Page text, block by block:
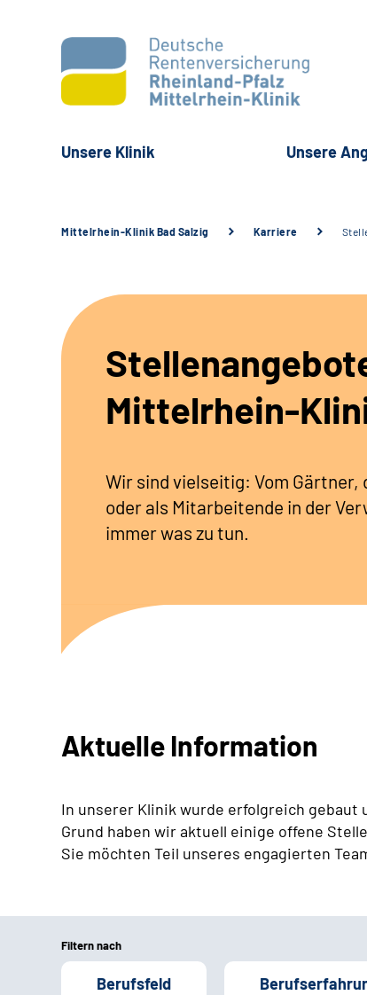
Unsere Klinik Unsere
Mittelrhein-Klinik Bad Salzig Karriere
Mittelrhein-
Wir sind vielseitig: Vom
oder als Mitarbeitende in der
immer was zu tun.
Aktuelle Information
In unserer Klinik wurde erfolgreich gebaut
Grund haben wir aktuell einige offene
Sie möchten Teil unseres engagierten
Filtern nach
Berufsfeld